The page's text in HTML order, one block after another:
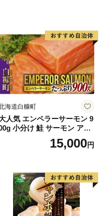
海道白糠町
人気 エンペラーサーモン 9
小分け 鮭 サーモン アト
ランティックサーモン 水産
庁長官賞 受賞 さけ シャケ し
満足 美味しい 贈答 生食用 刺
身 お刺身 刺し身 魚介類 海鮮
冷凍 厚切り 薄切り ふるさと
納税 ふるさとチョイス チョ
イス 北海道 白糠町
15,000円